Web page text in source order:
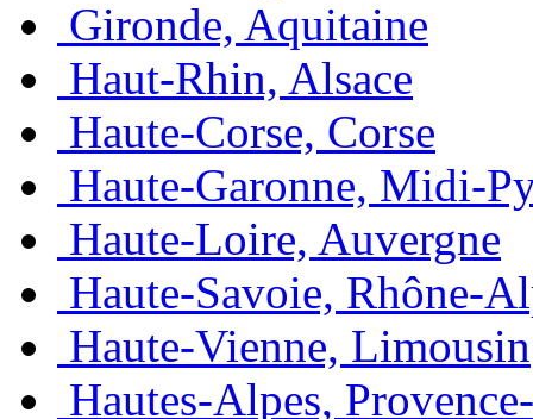
Gironde, Aquitaine
Haut-Rhin, Alsace
Haute-Corse, Corse
Haute-Garonne, Midi-
Haute-Loire, Auvergne
Haute-Savoie, Rhône-
Haute-Vienne, Limousin
Hautes-Alpes,